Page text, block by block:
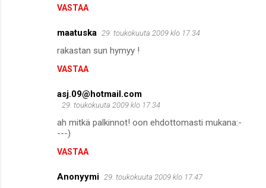
VASTAA
maatuska 29. toukokuuta 2009 klo 17.34
rakastan sun hymyy !
VASTAA
asj.09@hotmail.com
29. toukokuuta 2009 klo 17.34
ah mitkä palkinnot! oon ehdottomasti mukana:-
---)
VASTAA
Anonyymi 29. toukokuuta 2009 klo 17.47